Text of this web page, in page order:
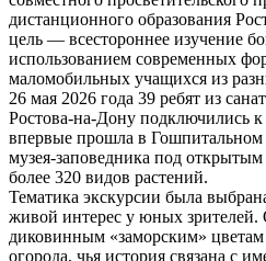
дистанционного образования
цель — всестороннее изучение
использованием современных
маломобильных учащихся из
26 мая 2026 года 39 ребят из
Ростова-на-Дону подключились к
впервые прошла в Гошпитальном
музея-заповедника под открытым
более 320 видов растений.
Тематика экскурсии была
живой интерес у юных
диковинным «заморским» цветам
огорода, чья история связана с